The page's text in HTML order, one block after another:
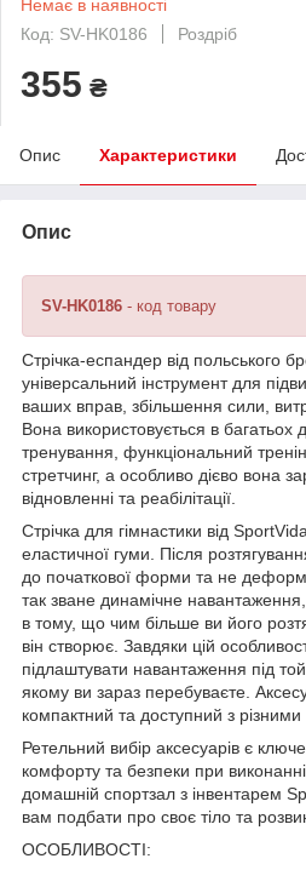
Немає в наявності
Код: SV-HK0186
Роздріб
355 ₴
Опис Характеристики
Опис
SV-HK0186 - код товару
Стрічка-еспандер від польського
універсальний інструмент для
ваших вправ, збільшення сили,
Вона використовується в багатьох
тренування, функціональний
стретчинг, а особливо дієво вона
відновленні та реабілітації.
Стрічка для гімнастики від SportVida
еластичної гуми. Після
до початкової форми та не
так зване динамічне
в тому, що чим більше ви його
він створює. Завдяки цій
підлаштувати навантаження під
якому ви зараз перебуваєте.
компактний та доступний з
Ретельний вибір аксесуарів є
комфорту та безпеки при виконанні
домашній спортзал з інвентарем
вам подбати про своє тіло та
ОСОБЛИВОСТІ: